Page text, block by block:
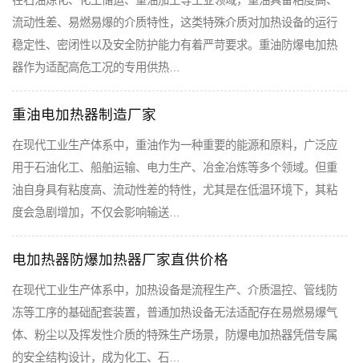
流动性差、易燃易爆的介质特性，这类特殊介质对加热设备的运行
稳定性、密闭性以及安全防护能力有着严苛要求。重油防爆电加热
器作为适配高危工况的专用供热…
重油电加热器制造厂家
在现代工业生产体系中，重油作为一种重要的能源和原料，广泛应
用于石油化工、船舶运输、电力生产、冶金冶炼等多个领域。但重
油自身具有粘度高、流动性差的特性，尤其是在低温环境下，其粘
度会急剧增加，不仅会影响输送…
电加热器防爆加热器厂家直供价格
在现代工业生产体系中，加热设备是流程生产、介质温控、管线防
冻等工序的基础配套装置，普通加热设备无法适配存在易燃易爆气
体、粉尘以及挥发性介质的特殊生产场景，防爆电加热器凭借专属
的安全结构设计，成为化工、石…